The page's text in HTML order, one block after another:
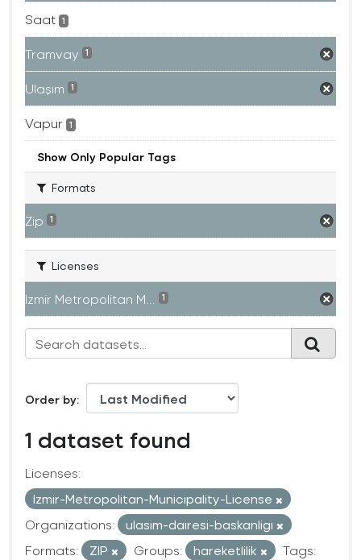
Saat 1
Tramvay 1
Ulaşım 1
Vapur 1
Show Only Popular Tags
Formats
Zip 1
Licenses
Izmir Metropolitan M... 1
Order by
1 dataset found
Licenses:
Izmir-Metropolitan-Municipality-License
Organizations:
ulasim-dairesi-baskanligi
Formats:
ZIP Groups: hareketlilik
Tags: